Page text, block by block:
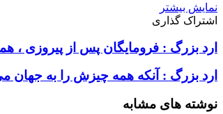
نمایش بیشتر
اشتراک گذاری
بوک
آپ
گذاری
طریق
ایمیل
ارد بزرگ : فرومایگان پس از پیروزی
ارد بزرگ : آنکه همه چیزش را به جهان
نوشته های مشابه